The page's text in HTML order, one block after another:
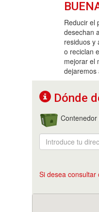
Reducir el
desechan
residuos y
o reciclan
mejorar el
dejaremos
Dónde
Contenedor
Si desea